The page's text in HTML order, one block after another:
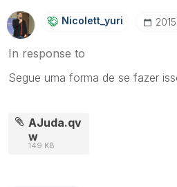
Nicolett_yuri
In response to
Segue uma forma de se fazer
AJuda.qv
w
149 KB